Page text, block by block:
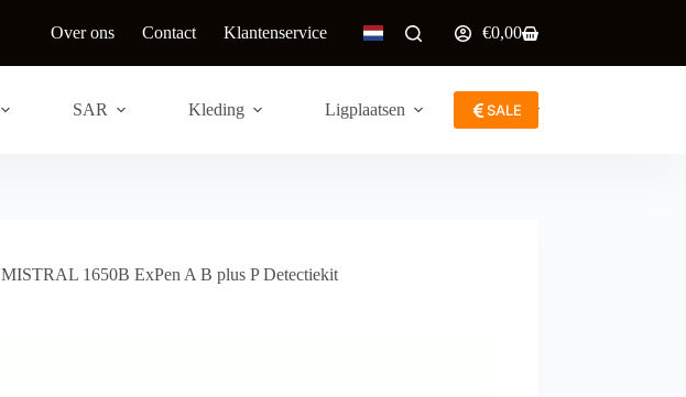
Over ons Contact Klantenservice Winkelwagen
€0,00
SAR Kleding Ligplaatsen Meer
SALE
MISTRAL 1650B ExPen A B plus P Detectiekit